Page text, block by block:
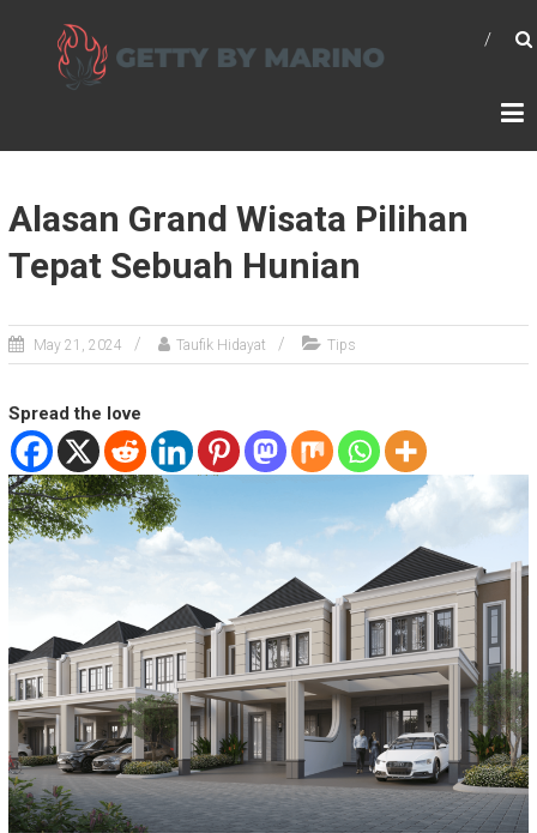
content
GETTYBYMARINO.COM
Alasan Grand Wisata Pilihan
Tepat Sebuah Hunian
May 21, 2024 Taufik Hidayat Tips
Spread the love